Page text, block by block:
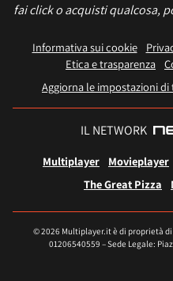
fai click o acquisti qualcosa,
Informativa sui cookie
Etica e trasparenza
Aggiorna le impostazioni
IL NETWORK
Multiplayer Movieplayer
The Great Pizza
© 2026 Multiplayer.it è di proprietà di
01206540559 – Sede Legale: